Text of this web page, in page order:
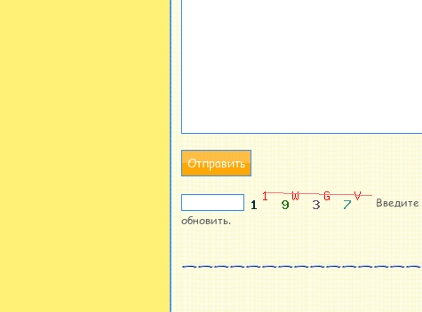
Введите
обновить.